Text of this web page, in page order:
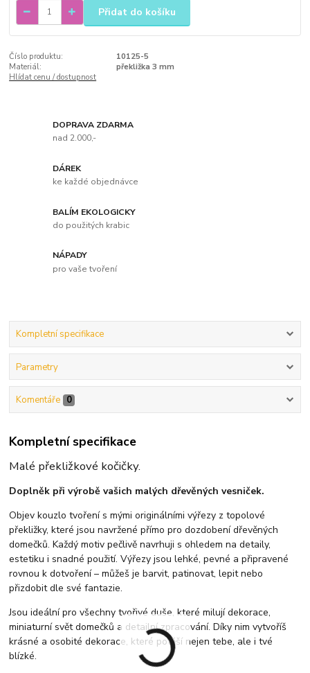
Přidat do košíku
Číslo produktu:
10125-5
Materiál:
překližka 3 mm
Hlídat cenu / dostupnost
DOPRAVA ZDARMA
nad 2.000,-
DÁREK
ke každé objednávce
BALÍM EKOLOGICKY
do použitých krabic
NÁPADY
pro vaše tvoření
Kompletní specifikace
Parametry
Komentáře 0
Kompletní specifikace
Malé překližkové kočičky.
Doplněk při výrobě vašich malých dřevěných vesniček.
Objev kouzlo tvoření s mými originálními výřezy z topolové
překližky, které jsou navržené přímo pro dozdobení dřevěných
domečků. Každý motiv pečlivě navrhuji s ohledem na detaily,
estetiku i snadné použití. Výřezy jsou lehké, pevné a připravené
rovnou k dotvoření – můžeš je barvit, patinovat, lepit nebo
přizdobit dle své fantazie.
Jsou ideální pro všechny tvořivé duše, které milují dekorace,
miniaturní svět domečků a detailní zpracování. Díky nim vytvoříš
krásné a osobité dekorace, které potěší nejen tebe, ale i tvé
blízké.